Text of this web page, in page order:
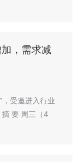
，需求减
受邀进入行业
要 周三（4